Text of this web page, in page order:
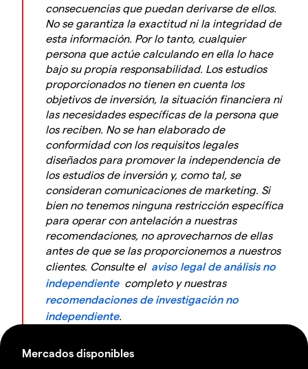
consecuencias que puedan derivarse de ellos.
No se garantiza la exactitud ni la integridad de
esta información. Por lo tanto, cualquier
persona que actúe calculando en ella lo hace
bajo su propia responsabilidad. Los estudios
proporcionados no tienen en cuenta los
objetivos de inversión, la situación financiera ni
las necesidades específicas de la persona que
los reciben. No se han elaborado de
conformidad con los requisitos legales
diseñados para promover la independencia de
los estudios de inversión y, como tal, se
consideran comunicaciones de marketing. Si
bien no tenemos ninguna restricción específica
para operar con antelación a nuestras
recomendaciones, no aprovecharnos de ellas
antes de que se las proporcionemos a nuestros
clientes. Consulte el aviso legal de análisis no
independientecompleto y nuestras
recomendaciones de investigación no
independiente.
Mercados disponibles